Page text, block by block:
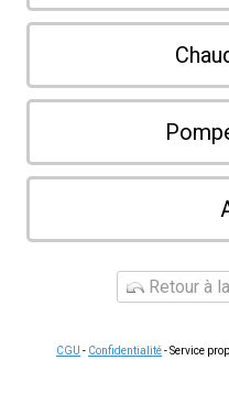
Retour à
CGU - Confidentialité- Service